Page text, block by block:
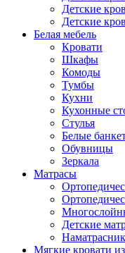
Детские
Детские
Белая мебель
Кровати
Шкафы
Комоды
Тумбы
Кухни
Кухонные
Стулья
Белые
Обувницы
Зеркала
Матрасы
Детские
Мягкие кровати